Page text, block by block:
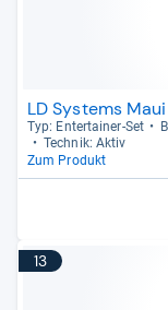
LD Systems
Typ: Enter­tai­ner-​Set
Tech­nik: Aktiv
Zum Produkt
13